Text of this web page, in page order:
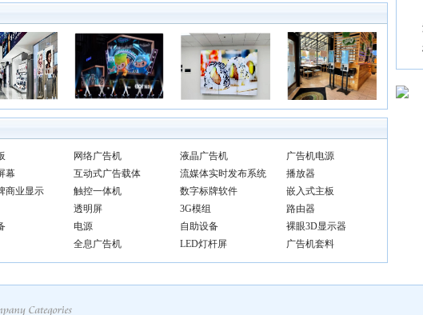
网络广告机 液晶广告机
广告机电源
幕 互动式广告载体 流媒体实时发布系统
播放器
商业显示 触控一体机 数字标牌软件
嵌入式主板
透明屏 3G模组
路由器
电源 自助设备
裸眼3D显示器
全息广告机 LED灯杆屏
广告机套料